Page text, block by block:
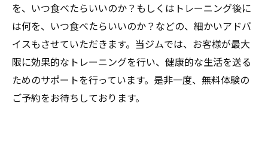
を、いつ食べたらいいのか？もしくはトレーニング後に
は何を、いつ食べたらいいのか？などの、細かいアドバ
イスもさせていただきます。当ジムでは、お客様が最大
限に効果的なトレーニングを行い、健康的な生活を送る
ためのサポートを行っています。是非一度、無料体験の
ご予約をお待ちしております。